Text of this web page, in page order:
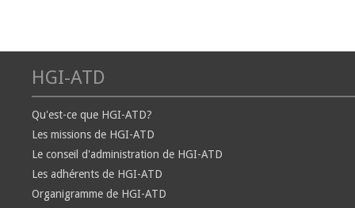
HGI-ATD
Qu'est-ce que HGI-ATD?
Les missions de HGI-ATD
Le conseil d'administration de HGI-ATD
Les adhérents de HGI-ATD
Organigramme de HGI-ATD